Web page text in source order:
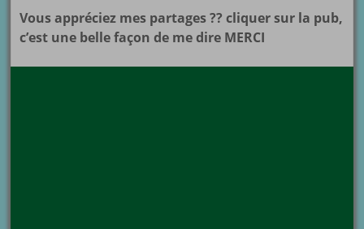
Vous appréciez mes partages ?? cliquer sur la pub,
c’est une belle façon de me dire MERCI